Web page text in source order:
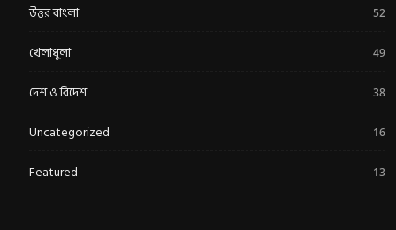
উত্তর বাংলা 52
খেলাধুলা 49
দেশ ও বিদেশ 38
Uncategorized 16
Featured 13